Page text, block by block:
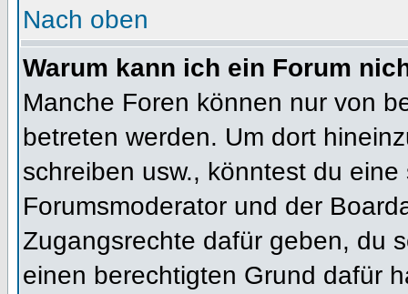
Nach oben
Warum kann ich ein Forum
Manche Foren können nur von
betreten werden. Um dort
schreiben usw., könntest du
Forumsmoderator und der
Zugangsrechte dafür geben, du
einen berechtigten Grund dafür